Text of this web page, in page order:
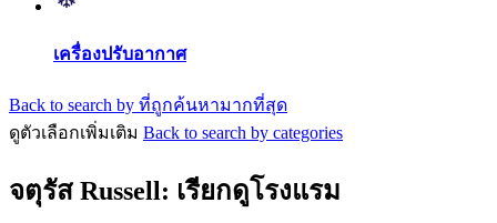
เครื่องปรับอากาศ
Back to search by ที่ถูกค้นหามากที่สุด
ดูตัวเลือกเพิ่มเติม Back to search by categories
จตุรัส Russell: เรียกดูโรงแรม